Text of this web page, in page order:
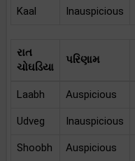
Kaal Inauspicious
રાત
ચોઘડિયા
પરિણામ
Laabh Auspicious
Udveg Inauspicious
Shoobh Auspicious